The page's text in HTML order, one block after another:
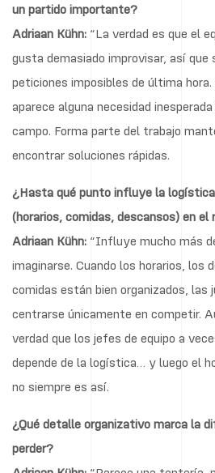
un partido importante?
Adriaan Kühn: “La verdad es que el
gusta demasiado improvisar, así que
peticiones imposibles de última
aparece alguna necesidad
campo. Forma parte del trabajo
encontrar soluciones rápidas.
¿Hasta qué punto influye la
(horarios, comidas, descansos) en el
Adriaan Kühn: “Influye mucho más
imaginarse. Cuando los horarios, los
comidas están bien organizados, las
centrarse únicamente en competir.
verdad que los jefes de equipo a
depende de la logística… y luego el
no siempre es así.
¿Qué detalle organizativo marca la
perder?